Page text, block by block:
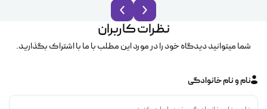
نظرات کاربران
شما میتوانید دیدگاه خود را در مورد این مطلب با ما با اشتراک بگذارید.
نام و نام خانوادگی